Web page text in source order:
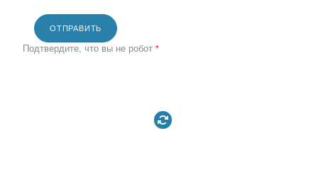
ОТПРАВИТЬ
Подтвердите, что вы не робот *